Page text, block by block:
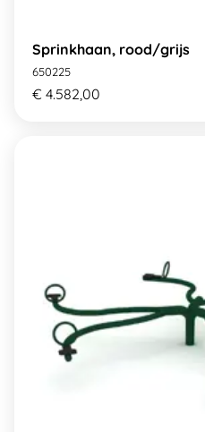
Sprinkhaan, rood/grijs
650225
€ 4.582,00